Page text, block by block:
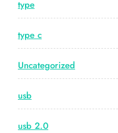
type
type c
Uncategorized
usb
usb 2.0